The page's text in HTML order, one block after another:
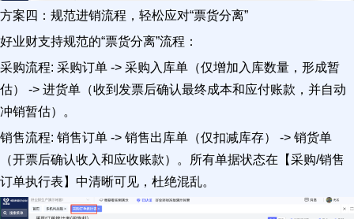
方案四：规范进销流程，轻松应对“票货分离”
好业财支持规范的“票货分离”流程：
采购流程: 采购订单 -> 采购入库单（仅增加入库数量，形成暂
估） -> 进货单（收到发票后确认最终成本和应付账款，并自动
冲销暂估）。
销售流程: 销售订单 -> 销售出库单（仅扣减库存） -> 销货单
（开票后确认收入和应收账款）。所有单据状态在【采购/销售
订单执行表】中清晰可见，杜绝混乱。